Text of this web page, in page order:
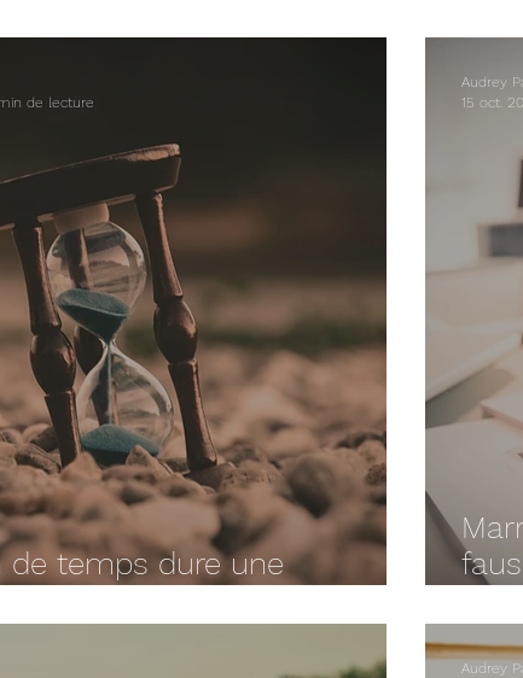
de temps dure une
de lecture
Audrey
15 oct.
Audrey